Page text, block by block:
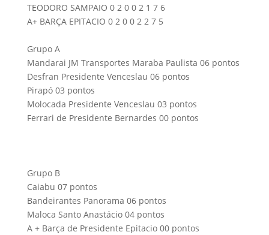
TEODORO SAMPAIO 0 2 0 0 2 1 7 6
A+ BARÇA EPITACIO 0 2 0 0 2 2 7 5
Grupo A
Mandarai JM Transportes Maraba Paulista 06 pontos
Desfran Presidente Venceslau 06 pontos
Pirapó 03 pontos
Molocada Presidente Venceslau 03 pontos
Ferrari de Presidente Bernardes 00 pontos
Grupo B
Caiabu 07 pontos
Bandeirantes Panorama 06 pontos
Maloca Santo Anastácio 04 pontos
A + Barça de Presidente Epitacio 00 pontos